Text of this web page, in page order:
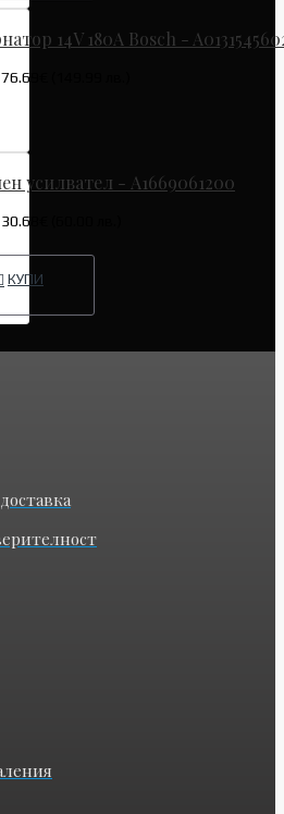
14V 180A Bosch -
76.69€ (149.99 лв.)
усилвател - A1669061200
30.68€ (60.00 лв.)
КУПИ